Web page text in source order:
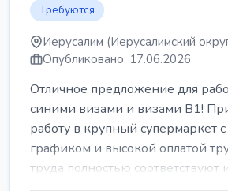
Требуются
Иерусалим (Иерусалимский
Опубликовано: 17.06.2026
Отличное предложение для
синими визами и визами B1!
работу в крупный супермаркет
графиком и высокой оплатой
труда полностью соответствуют